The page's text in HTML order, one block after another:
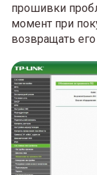
прошивки
момент при
возвращать его